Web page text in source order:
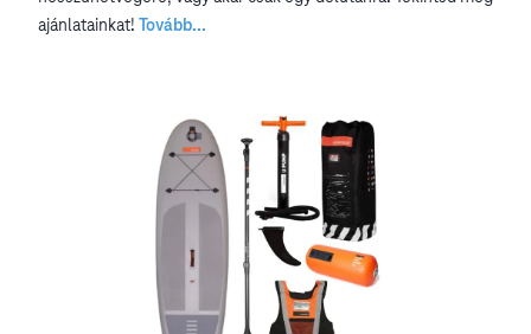
ajánlatainkat! Tovább...